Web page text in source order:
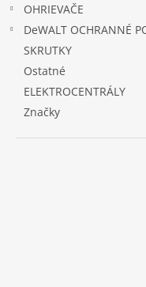
OHRIEVAČE
DeWALT OCHRANNÉ
SKRUTKY
Ostatné
ELEKTROCENTRÁLY
Značky